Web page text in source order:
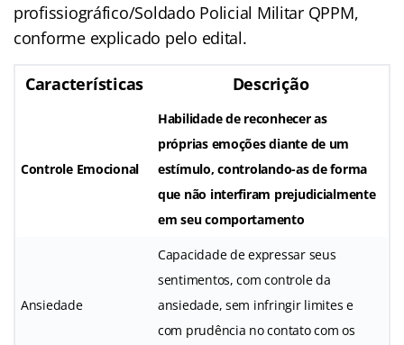
profissiográfico/Soldado Policial Militar QPPM,
conforme explicado pelo edital.
Características Descrição
Controle Emocional
Habilidade de reconhecer as
próprias emoções diante de um
estímulo, controlando-as de forma
que não interfiram prejudicialmente
em seu comportamento
Ansiedade
Capacidade de expressar seus
sentimentos, com controle da
ansiedade, sem infringir limites e
com prudência no contato com os